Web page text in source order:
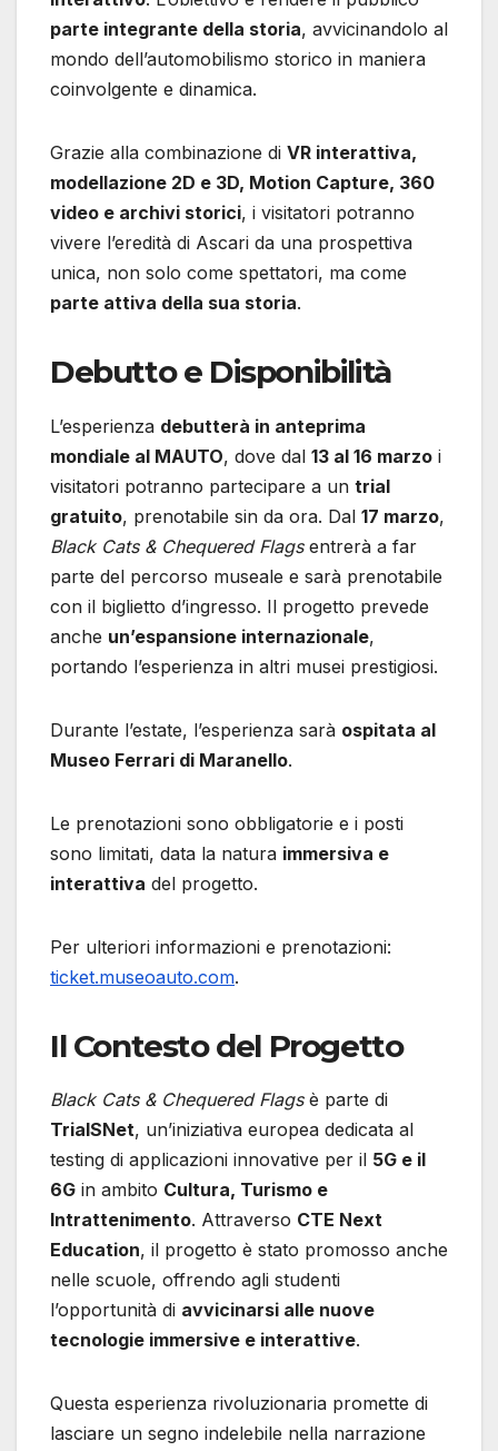
parte integrante della storia, avvicinandolo al
mondo dell’automobilismo storico in maniera
coinvolgente e dinamica.
Grazie alla combinazione di VR interattiva,
modellazione 2D e 3D, Motion Capture, 360
video e archivi storici, i visitatori potranno
vivere l’eredità di Ascari da una prospettiva
unica, non solo come spettatori, ma come
parte attiva della sua storia.
Debutto e Disponibilità
L’esperienza debutterà in anteprima
mondiale al MAUTO, dove dal 13 al 16 marzo i
visitatori potranno partecipare a un trial
gratuito, prenotabile sin da ora. Dal 17 marzo,
Black Cats & Chequered Flagsentrerà a far
parte del percorso museale e sarà prenotabile
con il biglietto d’ingresso. Il progetto prevede
anche un’espansione internazionale,
portando l’esperienza in altri musei prestigiosi.
Durante l’estate, l’esperienza sarà ospitata al
Museo Ferrari di Maranello.
Le prenotazioni sono obbligatorie e i posti
sono limitati, data la natura immersiva e
interattiva del progetto.
Per ulteriori informazioni e prenotazioni:
ticket.museoauto.com.
Il Contesto del Progetto
Black Cats & Chequered Flagsè parte di
TrialSNet, un’iniziativa europea dedicata al
testing di applicazioni innovative per il 5G e il
6G in ambito Cultura, Turismo e
Intrattenimento. Attraverso CTE Next
Education, il progetto è stato promosso anche
nelle scuole, offrendo agli studenti
l’opportunità di avvicinarsi alle nuove
tecnologie immersive e interattive.
Questa esperienza rivoluzionaria promette di
lasciare un segno indelebile nella narrazione